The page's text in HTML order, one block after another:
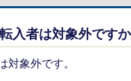
入者は対象外ですか
対象外です。